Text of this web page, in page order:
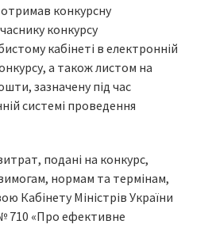
конкурсну
конкурсу
кабінеті в електронній
а також листом на
зазначену під час
системі проведення
подані на конкурс,
нормам та термінам,
Кабінету Міністрів України
710 «Про ефективне